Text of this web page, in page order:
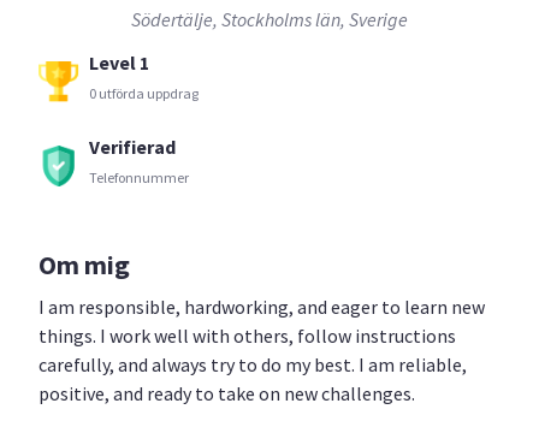
Södertälje, Stockholms län, Sverige
Level 1
0 utförda uppdrag
Verifierad
Telefonnummer
Om mig
I am responsible, hardworking, and eager to learn new
things. I work well with others, follow instructions
carefully, and always try to do my best. I am reliable,
positive, and ready to take on new challenges.